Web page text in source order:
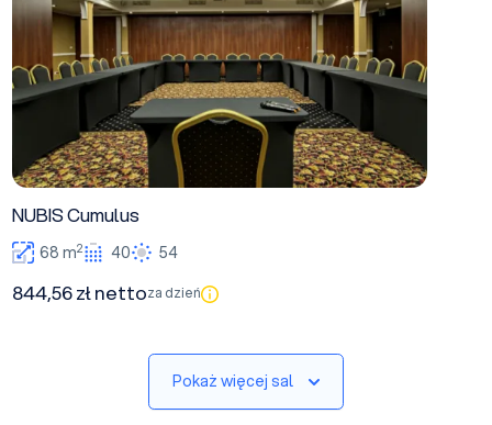
NUBIS Cumulus
68 m2 40 54
844,56 zł nettoza dzień
Pokaż więcej sal